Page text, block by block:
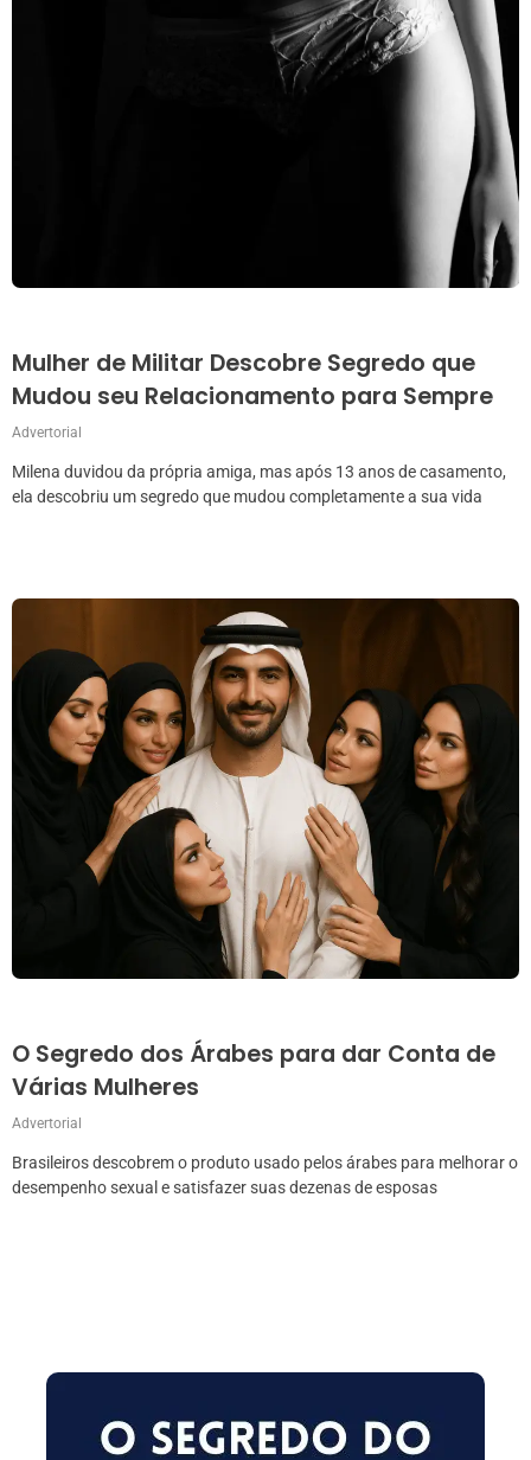
Mulher de Militar Descobre Segredo que
Mudou seu Relacionamento para Sempre
Advertorial
Milena duvidou da própria amiga, mas após 13 anos de casamento,
ela descobriu um segredo que mudou completamente a sua vida
O Segredo dos Árabes para dar Conta de
Várias Mulheres
Advertorial
Brasileiros descobrem o produto usado pelos árabes para melhorar o
desempenho sexual e satisfazer suas dezenas de esposas